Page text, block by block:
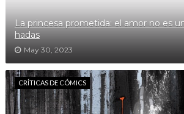
La princesa prometida: el amor no es
hadas
May 30, 2023
CRÍTICAS DE CÓMICS